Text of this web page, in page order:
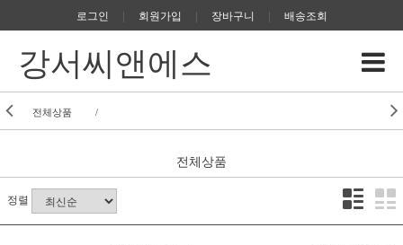
로그인 | 회원가입 | 장바구니 | 배송조회
강서씨앤에스
전체상품 /
전체상품
정렬